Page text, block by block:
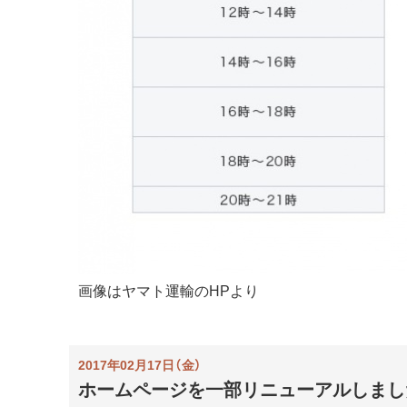
画像はヤマト運輸のHPより
2017年02月17日（金）
ホームページを一部リニューアルしま